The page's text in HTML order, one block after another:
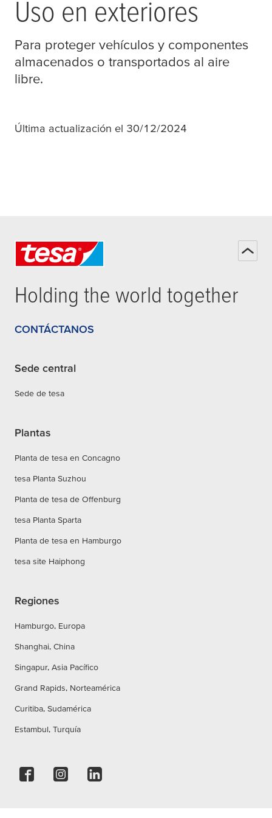
Uso en exteriores
Para proteger vehículos y componentes
almacenados o transportados al aire
libre.
Última actualización el 30/12/2024
Holding the world together
CONTÁCTANOS
Sede central
Sede de tesa
Plantas
Planta de tesa en Concagno
tesa Planta Suzhou
Planta de tesa de Offenburg
tesa Planta Sparta
Planta de tesa en Hamburgo
tesa site Haiphong
Regiones
Hamburgo, Europa
Shanghai, China
Singapur, Asia Pacífico
Grand Rapids, Norteamérica
Curitiba, Sudamérica
Estambul, Turquía